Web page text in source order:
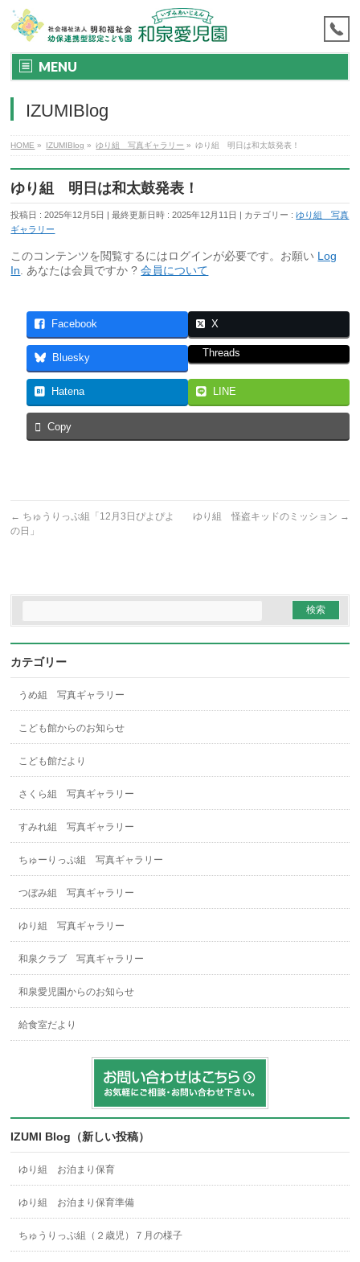
MENU
IZUMIBlog
HOME » IZUMIBlog » ゆり組 写真ギャラリー » ゆり組 明日は和太鼓発表！
ゆり組 明日は和太鼓発表！
投稿日 : 2025年12月5日 最終更新日時 : 2025年12月11日 カテゴリー :ゆり組 写真
ギャラリー
このコンテンツを閲覧するにはログインが必要です。お願い Log
In . あなたは会員ですか ?会員について
Facebook X
Bluesky Threads
Hatena LINE
Copy
← ちゅうりっぷ組「12月3日ぴよぴよ
の日」
ゆり組 怪盗キッドのミッション →
カテゴリー
うめ組 写真ギャラリー
こども館からのお知らせ
こども館だより
さくら組 写真ギャラリー
すみれ組 写真ギャラリー
ちゅーりっぷ組 写真ギャラリー
つぼみ組 写真ギャラリー
ゆり組 写真ギャラリー
和泉クラブ 写真ギャラリー
和泉愛児園からのお知らせ
給食室だより
IZUMI Blog（新しい投稿）
ゆり組 お泊まり保育
ゆり組 お泊まり保育準備
ちゅうりっぷ組（２歳児）７月の様子